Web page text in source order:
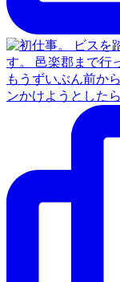
もうずいぶん前か
ンかけようとした